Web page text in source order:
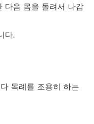
다음 몸을 돌려서 나갑
다.
목례를 조용히 하는